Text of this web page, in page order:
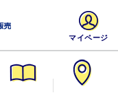
マイページ